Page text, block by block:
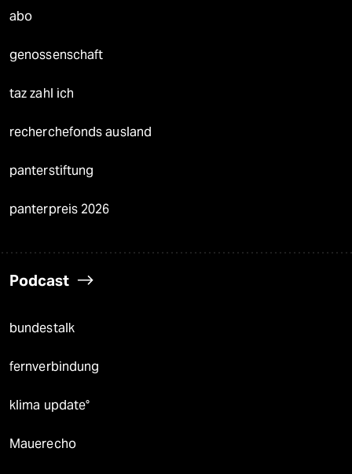
abo
genossenschaft
taz zahl ich
recherchefonds ausland
panterstiftung
panterpreis 2026
Podcast
bundestalk
fernverbindung
klima update°
Mauerecho